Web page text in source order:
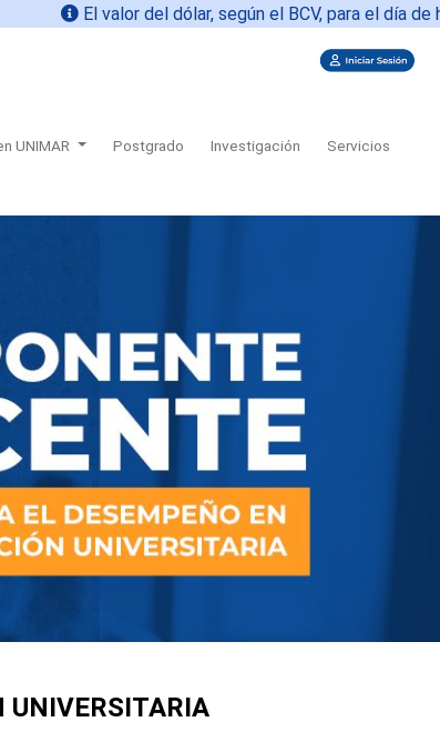
El valor del dólar, según el BCV, para el día de hoy09-
UNIMAR Postgrado Investigación Servicios
UNIVERSITARIA